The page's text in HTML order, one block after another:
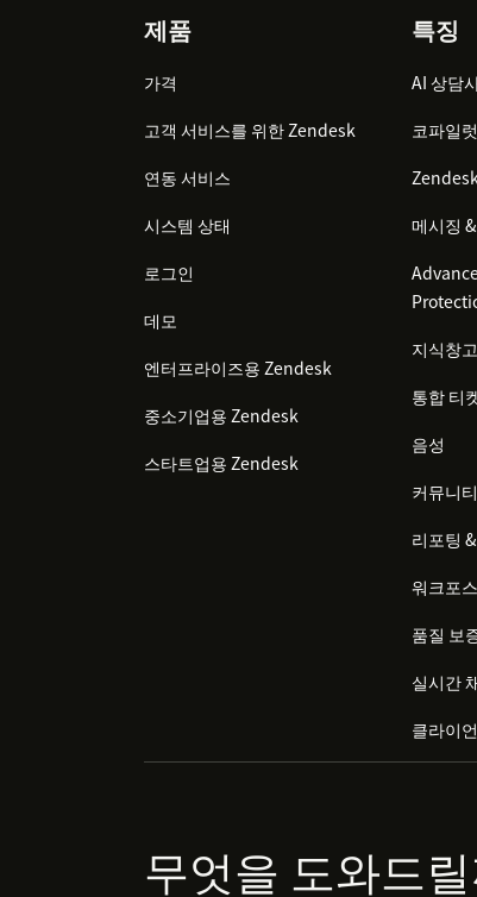
제품
가격
고객 서비스를 위한 Zendesk
연동 서비스
시스템 상태
로그인
데모
엔터프라이즈용 Zendesk
중소기업용 Zendesk
스타트업용 Zendesk
특징
AI 상담
코파일럿
메시징
지식창고
통합 티
음성
커뮤니
리포팅
워크포
품질 보
실시간
클라이
무엇을 도와드